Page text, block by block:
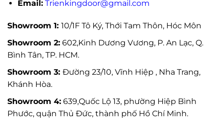
Email: Trienkingdoor@gmail.com
Showroom 1: 10/1F Tô Ký, Thới Tam Thôn, Hóc Môn
Showroom 2: 602,Kinh Dương Vương, P. An Lạc, Q.
Bình Tân, TP. HCM.
Showroom 3: Đường 23/10, Vĩnh Hiệp , Nha Trang,
Khánh Hòa.
Showroom 4: 639,Quốc Lộ 13, phường Hiệp Bình
Phước, quận Thủ Đức, thành phố Hồ Chí Minh.